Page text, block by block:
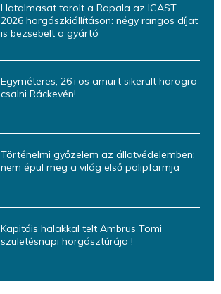
Hatalmasat tarolt a Rapala az ICAST
2026 horgászkiállításon: négy rangos díjat
is bezsebelt a gyártó
Egyméteres, 26+os amurt sikerült horogra
csalni Ráckevén!
Történelmi győzelem az állatvédelemben:
nem épül meg a világ első polipfarmja
Kapitáis halakkal telt Ambrus Tomi
születésnapi horgásztúrája !